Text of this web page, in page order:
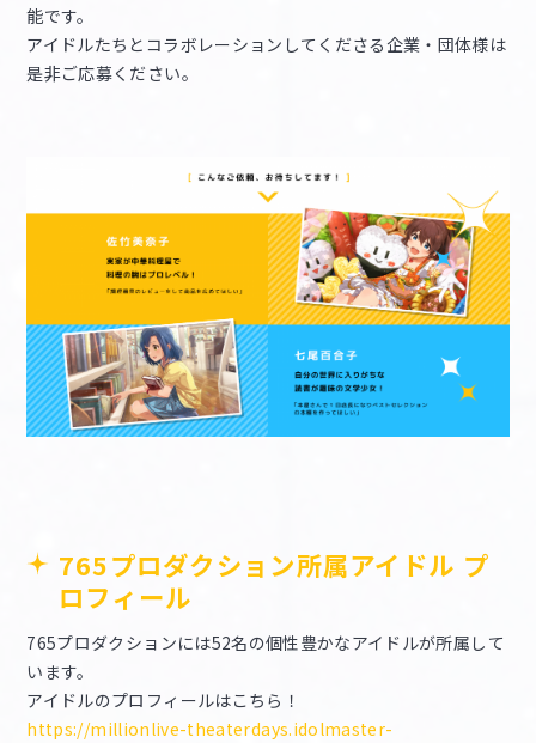
能です。
アイドルたちとコラボレーションしてくださる企業・団体様は
是非ご応募ください。
765プロダクション所属アイドル プ
ロフィール
765プロダクションには52名の個性豊かなアイドルが所属して
います。
アイドルのプロフィールはこちら！
https://millionlive-theaterdays.idolmaster-